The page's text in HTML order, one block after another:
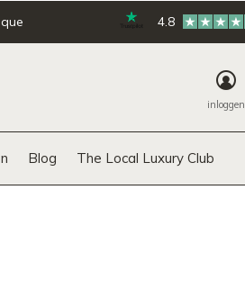
Blog The Local Luxury Club
inloggen
4.8